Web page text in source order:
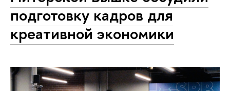
подготовку кадров для
креативной экономики